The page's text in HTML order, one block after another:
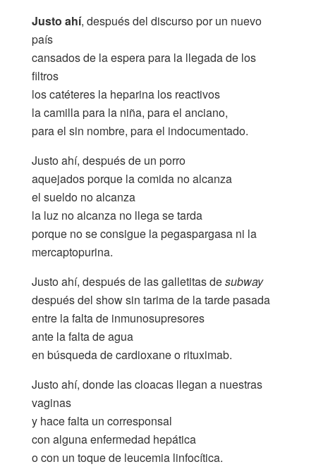
Justo ahí, después del discurso por un nuevo
país
cansados de la espera para la llegada de los
filtros
los catéteres la heparina los reactivos
la camilla para la niña, para el anciano,
para el sin nombre, para el indocumentado.
Justo ahí, después de un porro
aquejados porque la comida no alcanza
el sueldo no alcanza
la luz no alcanza no llega se tarda
porque no se consigue la pegaspargasa ni la
mercaptopurina.
Justo ahí, después de las galletitas desubway
después del show sin tarima de la tarde pasada
entre la falta de inmunosupresores
ante la falta de agua
en búsqueda de cardioxane o rituximab.
Justo ahí, donde las cloacas llegan a nuestras
vaginas
y hace falta un corresponsal
con alguna enfermedad hepática
o con un toque de leucemia linfocítica.